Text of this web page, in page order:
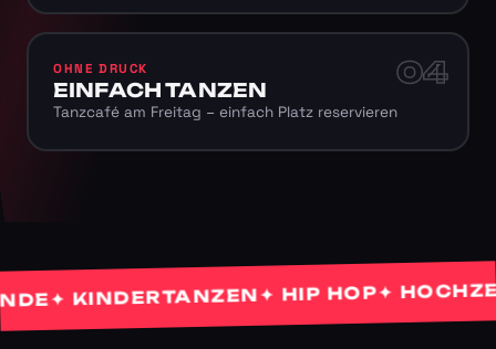
04
OHNE DRUCK
EINFACH TANZEN
Tanzcafé am Freitag – einfach Platz reservieren
✦ KINDERTANZEN✦ HIP HOP✦